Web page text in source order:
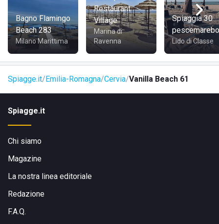
pizze, primi piatti a base di pesce e grigliate di pescato
eccellente. Per chi non ama il pesce il menù vi offre piatti
come vitello tonnato, insalate e verdure grigliate e
un'attenzione particolare al menù per i bambini.
Bagno Flamingo
Beach 283
Milano Marittima
Restaurant
Village
Marina di
Ravenna
Spiaggia 30
Lido di Classe
Spiagge.it Emilia-Romagna Cervia Vanilla Beach 61
Spiagge.it
Chi siamo
Magazine
La nostra linea editoriale
Redazione
F.A.Q.